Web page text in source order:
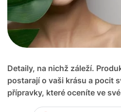
Detaily, na nichž záleží.
postarají o vaši krásu a pocit
přípravky, které oceníte ve